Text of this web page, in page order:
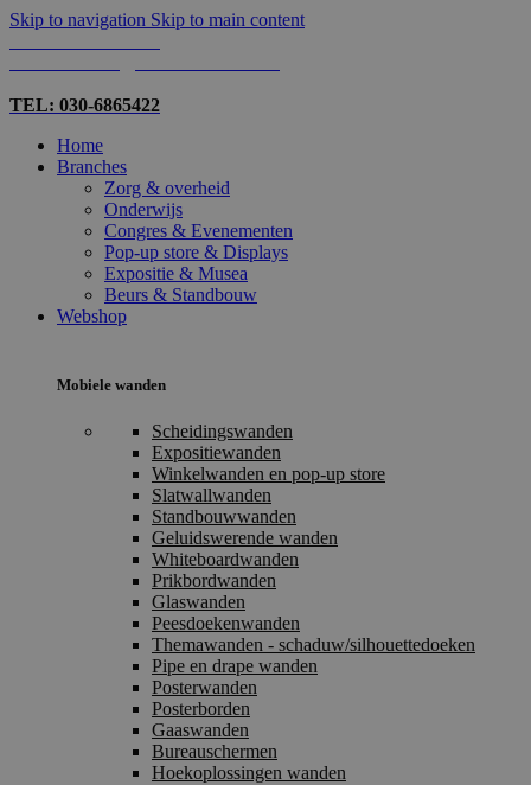
Skip to navigation Skip to main content
TEL: 030-6865422
Home
Branches
Zorg & overheid
Onderwijs
Congres & Evenementen
Pop-up store & Displays
Expositie & Musea
Beurs & Standbouw
Webshop
Mobiele wanden
Scheidingswanden
Expositiewanden
Winkelwanden en pop-up store
Slatwallwanden
Standbouwwanden
Geluidswerende wanden
Whiteboardwanden
Prikbordwanden
Glaswanden
Peesdoekenwanden
Themawanden - schaduw/silhouettedoeken
Pipe en drape wanden
Posterwanden
Posterborden
Gaaswanden
Bureauschermen
Hoekoplossingen wanden